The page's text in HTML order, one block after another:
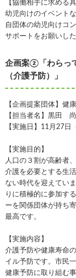
【協働相手に求める
幼児向けのイベント
自団体の幼児向けコ
サポートをお願いした
企画案②「わらっ
（介護予防）」
【企画提案団体】健
【担当者名】黒田 尚
【実施日】11月27日
【実施目的】
人口の３割が高齢者
介護を必要とする生
ない時代を迎えてい
りに積極的に参加す
ーを関係団体が持ち
最高です。
【実施内容】
介護予防や健康寿命
イル予防です。市民
健康予防に取り組む